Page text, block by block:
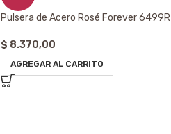
Pulsera de Acero Rosé Forever 6499R
$ 8.370,00
AGREGAR AL CARRITO